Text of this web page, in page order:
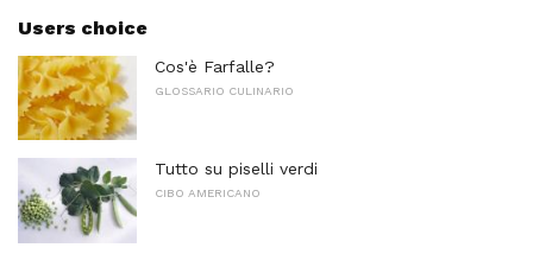
Users choice
Cos'è Farfalle?
GLOSSARIO CULINARIO
Tutto su piselli verdi
CIBO AMERICANO